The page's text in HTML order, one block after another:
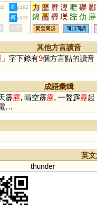
周 p192 力 歷 曆 瀝 嚦 礫 酈
鎘 鬲 櫪 瓅 躒 仂 藶
靋 讈 赲 蒚 扚 鱳 儮
磿 屴 厤 朸 秝
何 p230
人文 同聲同韻 同韻同調
其他方言讀音
」字下錄有9個方言點的讀音
成語彙輯
霹靂, 晴空霹靂, 一聲霹靂起
…
英
thunder